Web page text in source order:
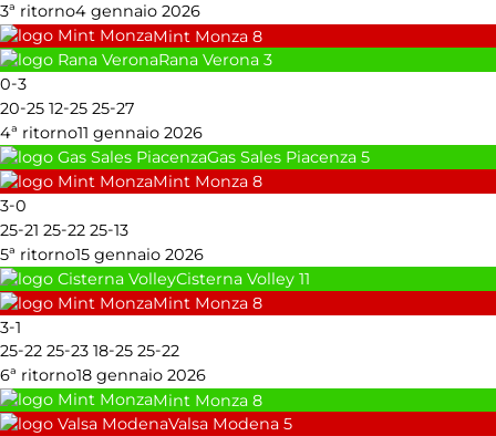
3ª ritorno4 gennaio 2026
Mint Monza 8
Rana Verona 3
0-3
20-25 12-25 25-27
4ª ritorno11 gennaio 2026
Gas Sales Piacenza 5
Mint Monza 8
3-0
25-21 25-22 25-13
5ª ritorno15 gennaio 2026
Cisterna Volley 11
Mint Monza 8
3-1
25-22 25-23 18-25 25-22
6ª ritorno18 gennaio 2026
Mint Monza 8
Valsa Modena 5